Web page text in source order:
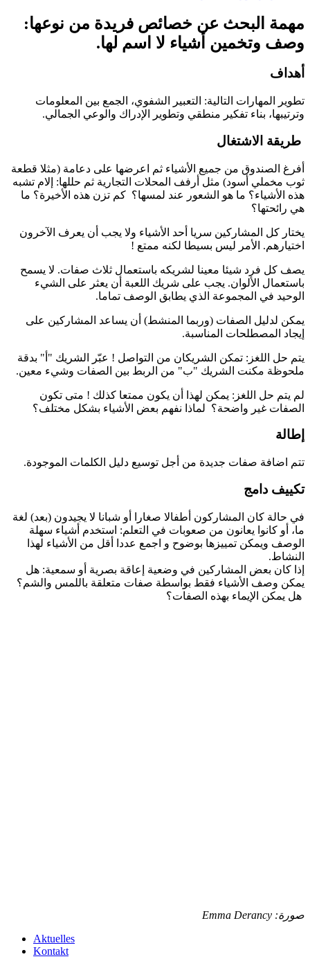
مهمة البحث عن خصائص فريدة من نوعها:
وصف وتخمين أشياء لا اسم لها.
أهداف
تطوير المهارات التالية: التعبير الشفوي، الجمع بين المعلومات
وترتيبها، بناء تفكير منطقي وتطوير الإدراك والوعي الجمالي.
طريقة الاشتغال
أفرغ الصندوق من جميع الأشياء ثم اعرضها على دعامة (مثلا قطعة
ثوب مخملي أسود) مثل أرفف المحلات التجارية ثم حللها: إلام تشبه
هذه الأشياء؟ ما هو الشعور عند لمسها؟ كم تزن هذه الأخيرة؟ ما
هي رائحتها؟
يختار كل المشاركين سريا أحد الأشياء ولا يجب أن يعرف الآخرون
اختيارهم. الأمر ليس بسيطا لكنه ممتع !
يصف كل فرد شيئا معينا لشريكه باستعمال ثلاث صفات. لا يسمح
باستعمال الألوان. يجب على شريك اللعبة أن يعثر على الشيء
الوحيد في المجموعة الذي يطابق الوصف تماما.
يمكن لدليل الصفات (وربما المنشط) أن يساعد المشاركين على
إيجاد المصطلحات المناسبة.
يتم حل اللغز: تمكن الشريكان من التواصل ! عبّر الشريك "أ" بدقة
ملحوظة مكنت الشريك "ب" من الربط بين الصفات وشيء معين.
لم يتم حل اللغز: يمكن لهذا أن يكون ممتعا كذلك ! متى تكون
الصفات غير واضحة؟ لماذا نفهم بعض الأشياء بشكل مختلف؟
إطالة
تتم اضافة صفات جديدة من أجل توسيع دليل الكلمات الموجودة.
تكييف دامج
في حالة كان المشاركون أطفالا صغارا أو شبانا لا يجيدون (بعد) لغة
ما، أو كانوا يعانون من صعوبات في التعلم: استخدم أشياء سهلة
الوصف ويمكن تمييزها بوضوح و اجمع عددا أقل من الأشياء لهذا
النشاط.
إذا كان بعض المشاركين في وضعية إعاقة بصرية أو سمعية: هل
يمكن وصف الأشياء فقط بواسطة صفات متعلقة باللمس والشم؟
هل يمكن الإيماء بهذه الصفات؟
صورة: Emma Derancy
Aktuelles
Kontakt